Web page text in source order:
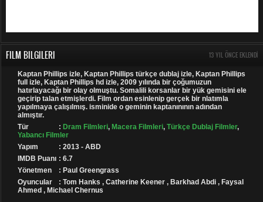
FILM BILGILERI 13 YIL ÖNCE EKLENDI
Kaptan Phillips izle, Kaptan Phillips türkçe dublaj izle, Kaptan Phillips
full izle, Kaptan Phillips hd izle, 2009 yılında bir çoğumuzun
hatırlayacağı bir olay olmuştu. Somalili korsanlar bir yük gemisini ele
geçirip talan etmişlerdi. Film ordan esinlenip gerçek bir nlatımla
yapılmaya çalışılmış. isminide o geminin kaptanınının adından
almıştır.
Tür
: Dram Filmleri, Macera Filmleri, Türkçe Dublaj Filmler,
Yabancı Filmler
Yapım
: 2013 - ABD
IMDB Puanı : 6.7
Yönetmen
: Paul Greengrass
Oyuncular
: Tom Hanks , Catherine Keener , Barkhad Abdi , Faysal
Ahmed , Michael Chernus